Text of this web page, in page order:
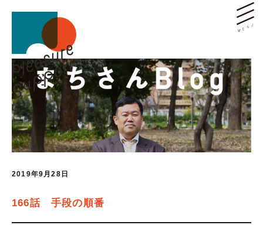
2019年9月28日
166話 手段の順番